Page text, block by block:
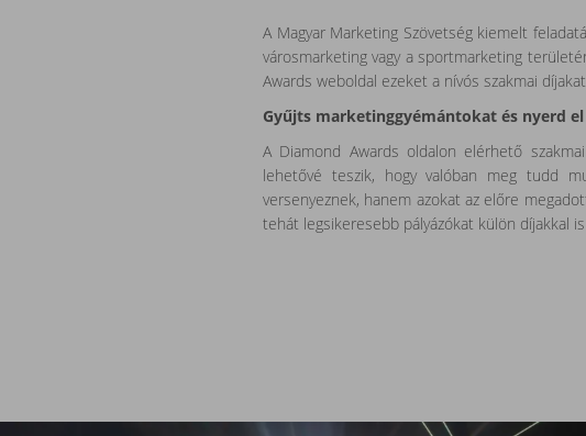
A Magyar Marketing Szövetség kiemelt
városmarketing vagy a sportmarketing
Awards weboldal ezeket a nívós szakmai
Gyűjts marketinggyémántokat és nyerd
A Diamond Awards oldalon elérhető
lehetővé teszik, hogy valóban meg tudd
versenyeznek, hanem azokat az előre
tehát legsikeresebb pályázókat külön díjakkal